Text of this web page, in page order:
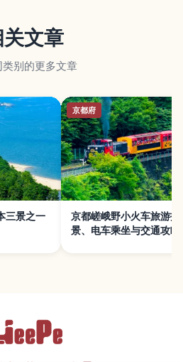
文章
类别的更多文章
三景之一
京都府
京都嵯峨野小火车旅游指
景、电车乘坐与交通攻略